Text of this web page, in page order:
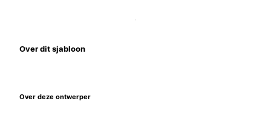
Over dit sjabloon
Over deze ontwerper